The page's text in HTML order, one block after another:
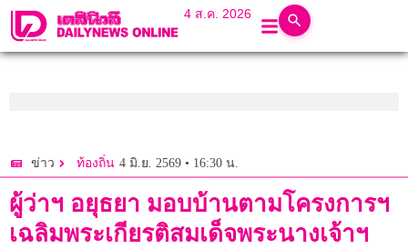
4 ส.ค. 2026
ข่าว ท้องถิ่น 4 มิ.ย. 2569 • 16:30 น.
ผู้ว่าฯ อยุธยา มอบบ้านตามโครงการฯ
เฉลิมพระเกียรติสมเด็จพระนางเจ้าฯ